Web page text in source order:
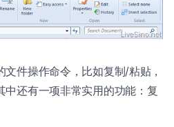
件操作命令，比如复制/粘贴，
中还有一项非常实用的功能：复